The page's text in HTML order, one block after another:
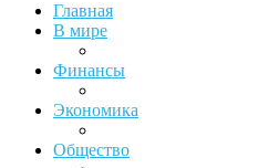
Главная
В мире
Финансы
Экономика
Общество